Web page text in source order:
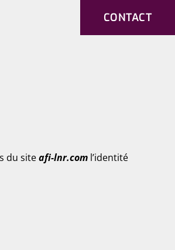
CONTACT
du siteafi-lnr.com l’identité